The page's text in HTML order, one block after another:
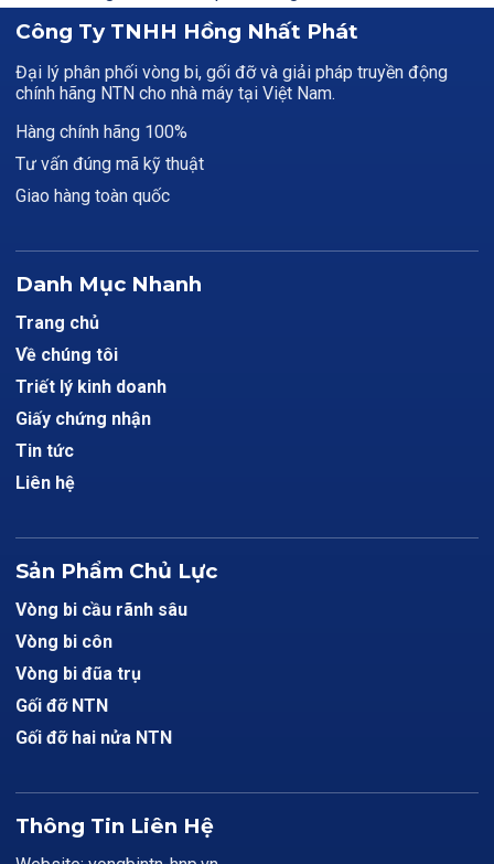
Công Ty TNHH Hồng Nhất Phát
Đại lý phân phối vòng bi, gối đỡ và giải pháp truyền động
chính hãng NTN cho nhà máy tại Việt Nam.
Hàng chính hãng 100%
Tư vấn đúng mã kỹ thuật
Giao hàng toàn quốc
Danh Mục Nhanh
Trang chủ
Về chúng tôi
Triết lý kinh doanh
Giấy chứng nhận
Tin tức
Liên hệ
Sản Phẩm Chủ Lực
Vòng bi cầu rãnh sâu
Vòng bi côn
Vòng bi đũa trụ
Gối đỡ NTN
Gối đỡ hai nửa NTN
Thông Tin Liên Hệ